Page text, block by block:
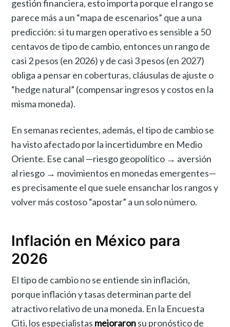
gestión financiera, esto importa porque el rango se
parece más a un “mapa de escenarios” que a una
predicción: si tu margen operativo es sensible a 50
centavos de tipo de cambio, entonces un rango de
casi 2 pesos (en 2026) y de casi 3 pesos (en 2027)
obliga a pensar en coberturas, cláusulas de ajuste o
“hedge natural” (compensar ingresos y costos en la
misma moneda).
En semanas recientes, además, el tipo de cambio se
ha visto afectado por la incertidumbre en Medio
Oriente. Ese canal —riesgo geopolítico → aversión
al riesgo → movimientos en monedas emergentes—
es precisamente el que suele ensanchar los rangos y
volver más costoso “apostar” a un solo número.
Inflación en México para
2026
El tipo de cambio no se entiende sin inflación,
porque inflación y tasas determinan parte del
atractivo relativo de una moneda. En la Encuesta
Citi, los especialistas mejoraronsu pronóstico de